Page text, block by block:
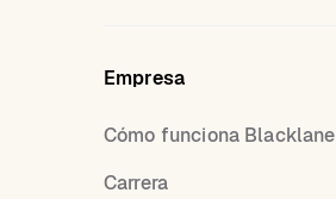
Empresa
Cómo funciona Blacklane
Carrera